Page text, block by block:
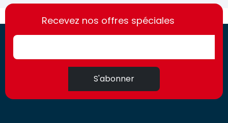
https://france-
access.fr
https://france-
access.fr
Recevez nos offres spéciales
S'abonner